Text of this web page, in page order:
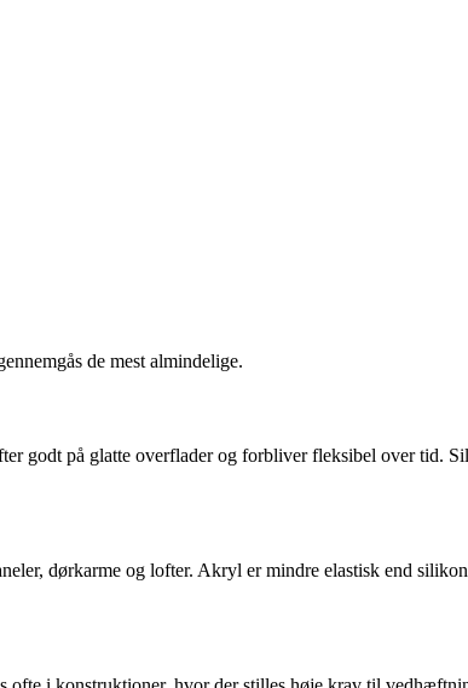
de mest almindelige.
godt på glatte overflader og forbliver fleksibel over tid.
dørkarme og lofter. Akryl er mindre elastisk end